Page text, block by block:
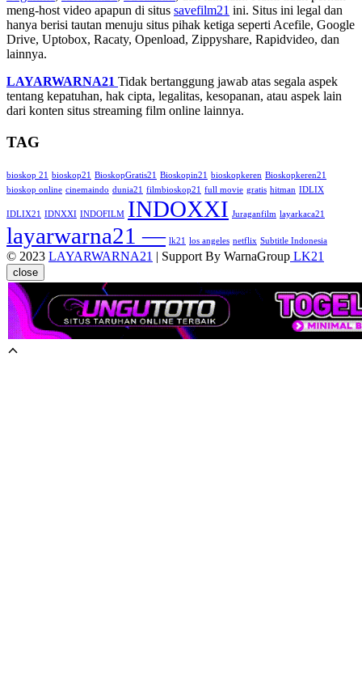
meng-host video apapun di situs savefilm21 ini. Situs ini legal dan
hanya berisi tautan menuju situs pihak ketiga seperti Acefile, Google
Drive, Uptobox, Racaty, Openload, Zippyshare, Rapidvideo, dan
lainnya.
LAYARWARNA21 Tidak bertanggung jawab atas segala aspek
tentang kepatuhan, hak cipta, legalitas, kesopanan, atau aspek lain
dari konten situs streaming film online lainnya.
TAG
bioskop 21 bioskop21 BioskopGratis21 Bioskopin21 bioskopkeren Bioskopkeren21
bioskop online cinemaindo dunia21 filmbioskop21 full movie gratis hitman IDLIX
IDLIX21 IDNXXI INDOFILM INDOXXI Juraganfilm layarkaca21
layarwarna21 — lk21 los angeles netflix Subtitle Indonesia
© 2023 LAYARWARNA21 | Support By WarnaGroup LK21
close